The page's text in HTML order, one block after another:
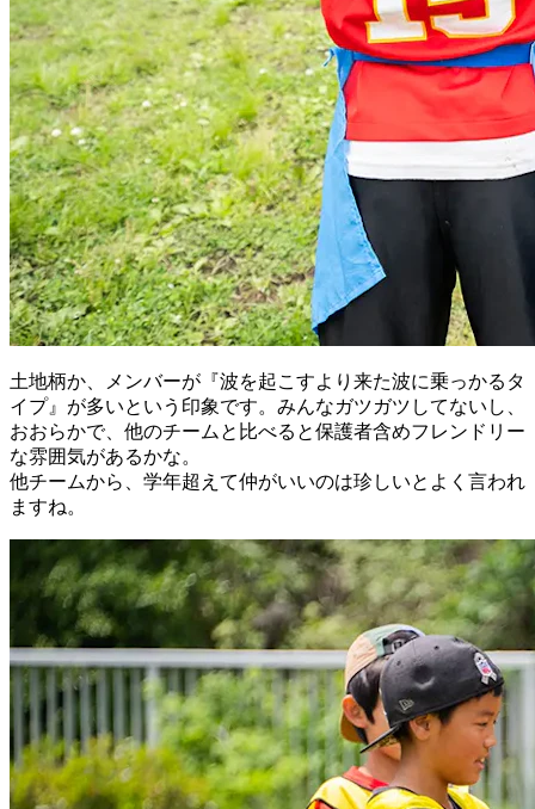
土地柄か、メンバーが『波を起こすより来た波に乗っかるタ
イプ』が多いという印象です。みんなガツガツしてないし、
おおらかで、他のチームと比べると保護者含めフレンドリー
な雰囲気があるかな。
他チームから、学年超えて仲がいいのは珍しいとよく言われ
ますね。